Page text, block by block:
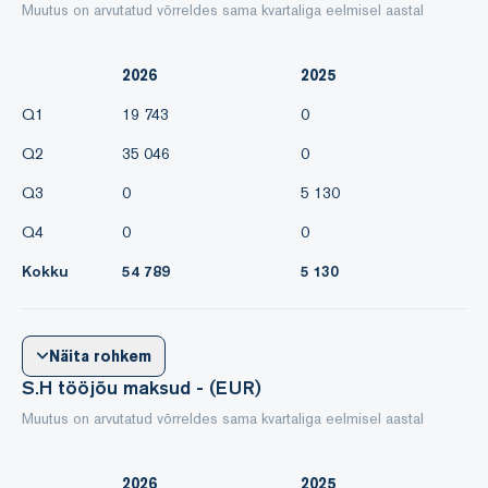
Muutus on arvutatud võrreldes sama kvartaliga eelmisel aastal
2026
2025
Q1
19 743
0
Q2
35 046
0
Q3
0
5 130
Q4
0
0
Kokku
54 789 5 130
Näita rohkem
S.H tööjõu maksud - (EUR)
Muutus on arvutatud võrreldes sama kvartaliga eelmisel aastal
2026 2025